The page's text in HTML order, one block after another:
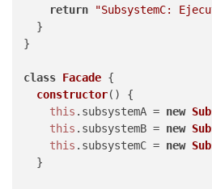
return
"SubsystemC:
  }
}
class Facade {
constructor( ) {
this . subsystemA = new
this . subsystemB = new
this . subsystemC = new
  }